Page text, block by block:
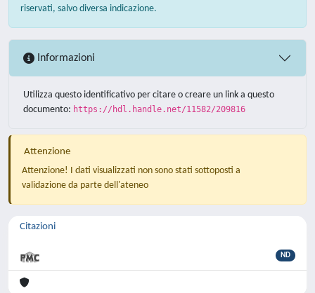
riservati, salvo diversa indicazione.
Informazioni
Utilizza questo identificativo per citare o creare un link a questo
documento: https://hdl.handle.net/11582/209816
Attenzione
Attenzione! I dati visualizzati non sono stati sottoposti a
validazione da parte dell'ateneo
Citazioni
ND